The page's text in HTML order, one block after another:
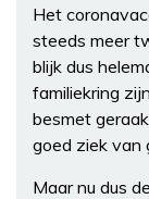
Het
steeds meer
blijk dus
familiekring
besmet
goed ziek van
Maar nu dus